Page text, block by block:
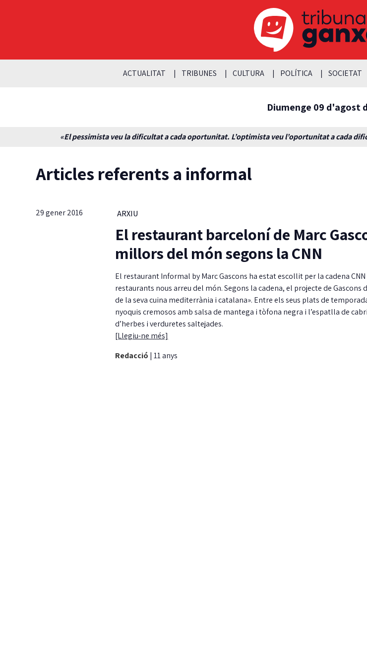
ACTUALITAT TRIBUNES CULTURA POLÍTICA SOCIETAT
Diumenge 09 d'agost
«El pessimista veu la dificultat a cada oportunitat. L’optimista veu l’oportunitat a cada
Articles referents a informal
29 gener 2016 ARXIU
El restaurant barceloní de Marc
millors del món segons la CNN
El restaurant Informal by Marc Gascons ha estat escollit per la cadena
restaurants nous arreu del món. Segons la cadena, el projecte de
de la seva cuina mediterrània i catalana». Entre els seus plats de
nyoquis cremosos amb salsa de mantega i tòfona negra i l’espatlla de
d’herbes i verduretes saltejades.
[Llegiu-ne més]
Redacció | 11 anys